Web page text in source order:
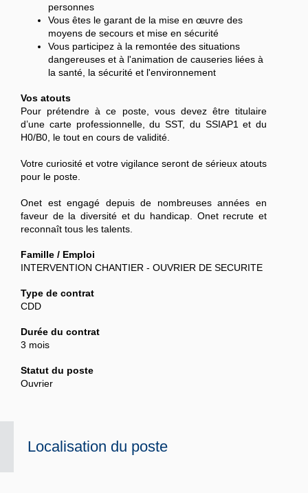
personnes
Vous êtes le garant de la mise en œuvre des
moyens de secours et mise en sécurité
Vous participez à la remontée des situations
dangereuses et à l'animation de causeries liées à
la santé, la sécurité et l'environnement
Vos atouts
Pour prétendre à ce poste, vous devez être titulaire
d’une carte professionnelle, du SST, du SSIAP1 et du
H0/B0, le tout en cours de validité.
Votre curiosité et votre vigilance seront de sérieux atouts
pour le poste.
Onet est engagé depuis de nombreuses années en
faveur de la diversité et du handicap. Onet recrute et
reconnaît tous les talents.
Famille / Emploi
INTERVENTION CHANTIER - OUVRIER DE SECURITE
Type de contrat
CDD
Durée du contrat
3 mois
Statut du poste
Ouvrier
Localisation du poste